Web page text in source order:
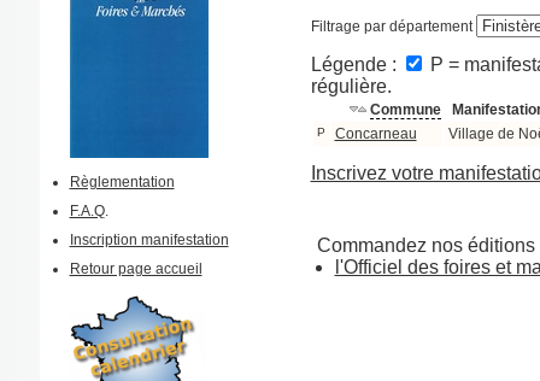
Règlementation
F.A.Q.
Inscription manifestation
Retour page accueil
Filtrage par département
Légende :
P =
régulière.
Commune
P Concarneau Village de
Inscrivez votre
Commandez nos éditions
l'Officiel des foires et